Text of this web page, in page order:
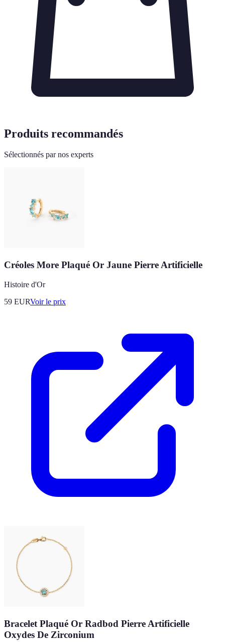
Produits recommandés
Sélectionnés par nos experts
Créoles More Plaqué Or Jaune Pierre Artificielle
Histoire d'Or
59 EURVoir le prix
Bracelet Plaqué Or Radbod Pierre Artificielle
Oxydes De Zirconium